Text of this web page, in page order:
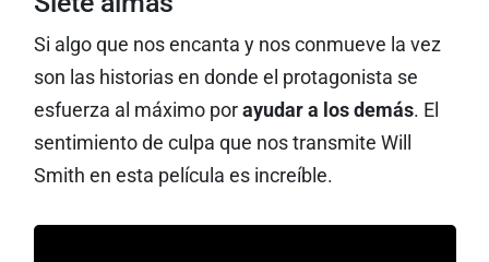
Si algo que nos encanta y nos conmueve la vez
son las historias en donde el protagonista se
esfuerza al máximo por ayudar a los demás. El
sentimiento de culpa que nos transmite Will
Smith en esta película es increíble.